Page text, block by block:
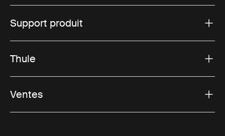
Support produit
Thule
Ventes